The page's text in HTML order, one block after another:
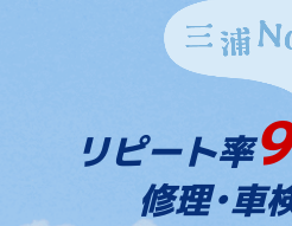
リピート率
修理・車